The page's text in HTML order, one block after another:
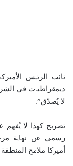
نائب الرئيس
ديمقراطيات في
لا يُصدّق”.
تصريح كهذا لا يُفهم
رسمي عن نهاية
أميركا ملامح